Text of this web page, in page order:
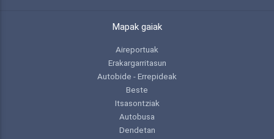
Mapak gaiak
Aireportuak
Erakargarritasun
Autobide - Errepideak
Beste
Itsasontziak
Autobusa
Dendetan